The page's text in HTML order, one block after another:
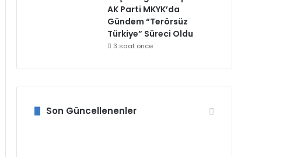
AK Parti MKYK’da
Gündem “Terörsüz
Türkiye” Süreci Oldu
3 saat önce
Son Güncellenenler